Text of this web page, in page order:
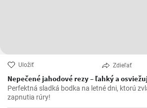
Uložiť Zdieľať
Nepečené jahodové rezy – ľahký a
Perfektná sladká bodka na letné dni, ktorú zvládnete aj bez
zapnutia rúry!